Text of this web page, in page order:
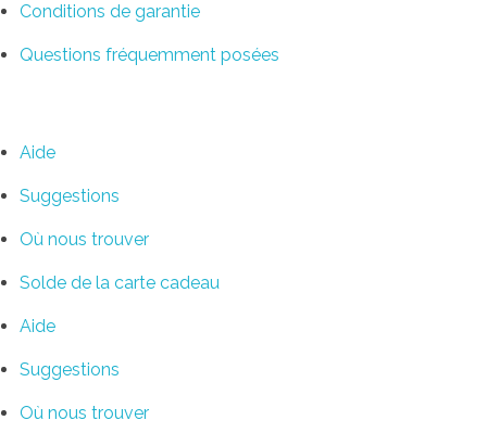
Conditions de garantie
Questions fréquemment posées
Aide
Suggestions
Où nous trouver
Solde de la carte cadeau
Aide
Suggestions
Où nous trouver